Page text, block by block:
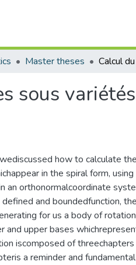
Master theses
sous
how to calculate
in the spiral form,
an orthonormalcoordinate
defined and boundedfunction,
for us a body of
and upper bases
iscomposed of threechapters
a reminder and